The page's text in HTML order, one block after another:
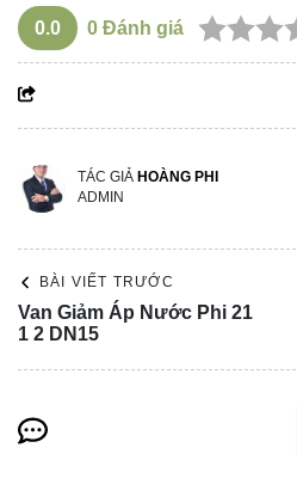
0.0 0 Đánh giá
TÁC GIẢ HOÀNG PHI
ADMIN
BÀI VIẾT TRƯỚC
Van Giảm Áp Nước Phi 21
1 2 DN15